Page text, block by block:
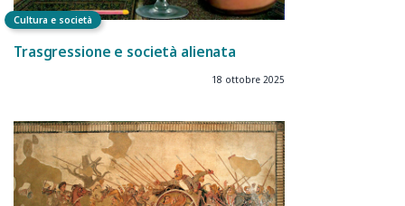
Cultura e società
Trasgressione e società alienata
18 ottobre 2025